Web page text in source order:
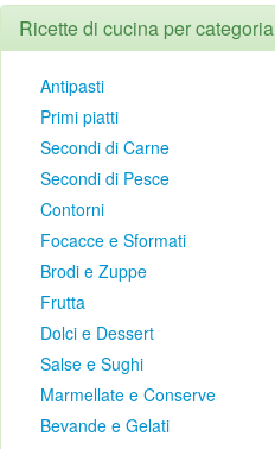
Ricette di cucina per categoria
Antipasti
Primi piatti
Secondi di Carne
Secondi di Pesce
Contorni
Focacce e Sformati
Brodi e Zuppe
Frutta
Dolci e Dessert
Salse e Sughi
Marmellate e Conserve
Bevande e Gelati